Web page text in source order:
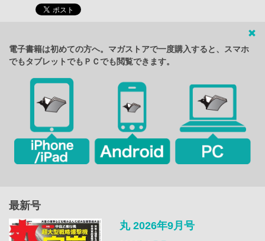
電子書籍は初めての方へ。マガストアで一度購入すると、スマホ
でもタブレットでもＰＣでも閲覧できます。
最新号
丸 2026年9月号